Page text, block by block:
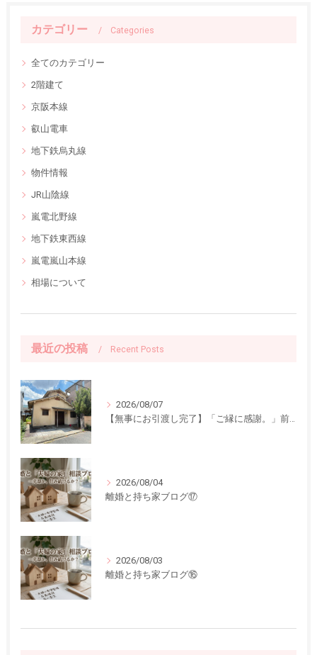
カテゴリー Categories
全てのカテゴリー
2階建て
京阪本線
叡山電車
地下鉄烏丸線
物件情報
JR山陰線
嵐電北野線
地下鉄東西線
嵐電嵐山本線
相場について
最近の投稿 Recent Posts
2026/08/07
【無事にお引渡し完了】「ご縁に感謝。」前回ご紹介した中古一戸建てのお引渡しが終了しました
2026/08/04
離婚と持ち家ブログ⑰
2026/08/03
離婚と持ち家ブログ⑯